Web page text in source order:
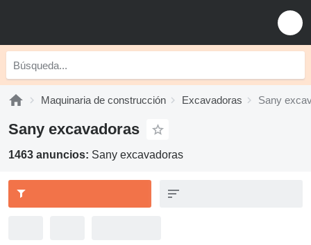
Maquinaria de construcción Excavadoras Sany
Sany excavadoras
1463 anuncios: Sany excavadoras